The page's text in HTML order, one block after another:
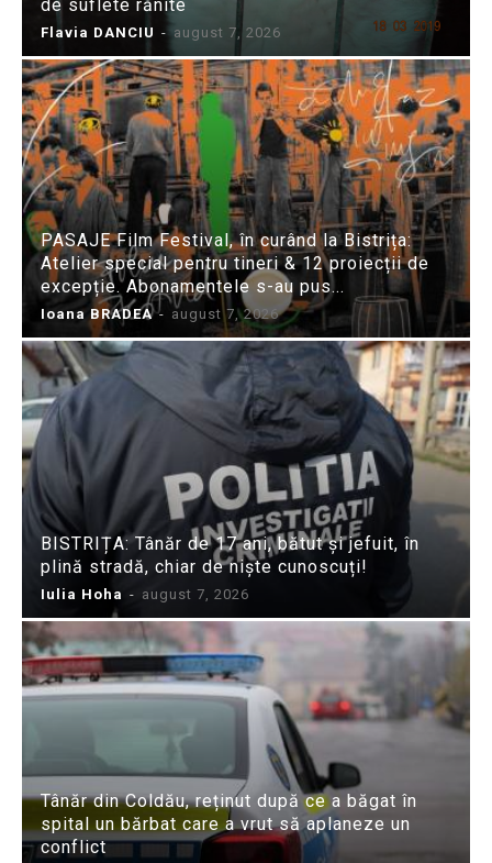
de suflete rănite
Flavia DANCIU - august 7, 2026
PASAJE Film Festival, în curând la Bistrița:
Atelier special pentru tineri & 12 proiecții de
excepție. Abonamentele s-au pus...
Ioana BRADEA - august 7, 2026
BISTRIȚA: Tânăr de 17 ani, bătut și jefuit, în
plină stradă, chiar de niște cunoscuți!
Iulia Hoha - august 7, 2026
Tânăr din Coldău, reținut după ce a băgat în
spital un bărbat care a vrut să aplaneze un
conflict